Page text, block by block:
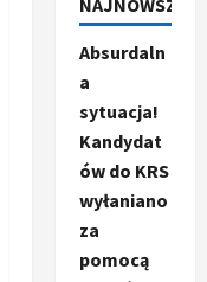
NAJNOWSZE
Absurdaln
a
sytuacja!
Kandydat
ów do KRS
wyłaniano
za
pomocą